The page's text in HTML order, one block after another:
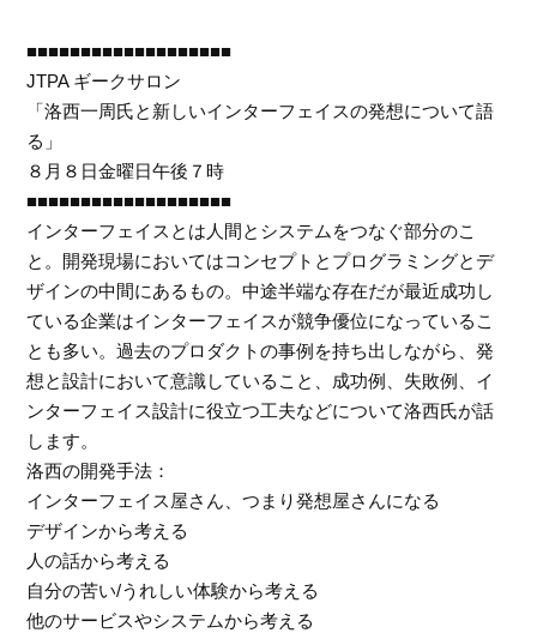
■■■■■■■■■■■■■■■■■■■
JTPA ギークサロン
「洛西一周氏と新しいインターフェイスの発想について語
る」
８月８日金曜日午後７時
■■■■■■■■■■■■■■■■■■■
インターフェイスとは人間とシステムをつなぐ部分のこ
と。開発現場においてはコンセプトとプログラミングとデ
ザインの中間にあるもの。中途半端な存在だが最近成功し
ている企業はインターフェイスが競争優位になっているこ
とも多い。過去のプロダクトの事例を持ち出しながら、発
想と設計において意識していること、成功例、失敗例、イ
ンターフェイス設計に役立つ工夫などについて洛西氏が話
します。
洛西の開発手法：
インターフェイス屋さん、つまり発想屋さんになる
デザインから考える
人の話から考える
自分の苦い/うれしい体験から考える
他のサービスやシステムから考える